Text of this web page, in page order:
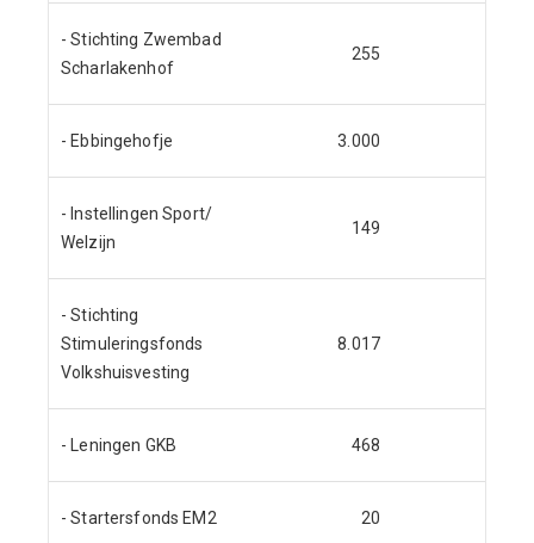
- Stichting Zwembad
Scharlakenhof
255
- Ebbingehofje 3.000
- Instellingen Sport/
Welzijn
149
- Stichting
Stimuleringsfonds
Volkshuisvesting
8.017
- Leningen GKB 468
- Startersfonds EM2 20